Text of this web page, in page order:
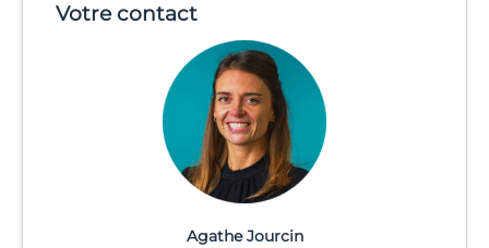
Votre contact
Agathe Jourcin